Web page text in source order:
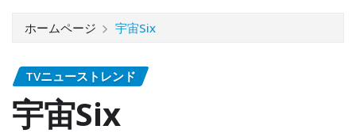
ホームページ 宇宙Six
TVニューストレンド
宇宙Six